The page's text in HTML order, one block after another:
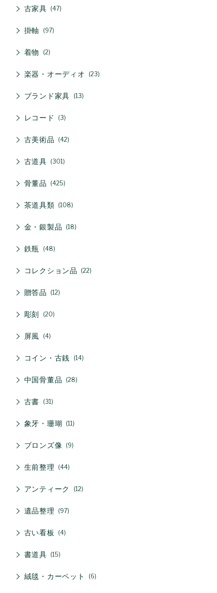
古家具 47
掛軸 97
着物 2
楽器・オーディオ 23
ブランド家具 13
レコード 3
古美術品 42
古道具 301
骨董品 425
茶道具類 108
金・銀製品 18
鉄瓶 48
コレクション品 22
贈答品 12
彫刻 20
屏風 4
コイン・古銭 14
中国骨董品 28
古書 31
象牙・珊瑚 11
ブロンズ像 9
生前整理 44
アンティーク 12
遺品整理 97
古い看板 4
書道具 15
絨毯・カーペット 6